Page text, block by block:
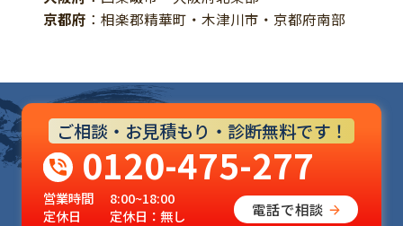
京都府 ：相楽郡精華町・木津川市・京都府南部
ご相談・お見積もり・診断無料です！
0120-475-277
営業時間
8:00~18:00
定休日
定休日：無し 電話で相談